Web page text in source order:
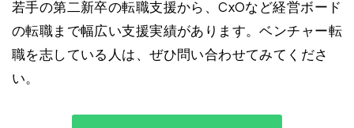
若手の第二新卒の転職支援から、CxOなど経営ボード
の転職まで幅広い支援実績があります。ベンチャー転
職を志している人は、ぜひ問い合わせてみてくださ
い。